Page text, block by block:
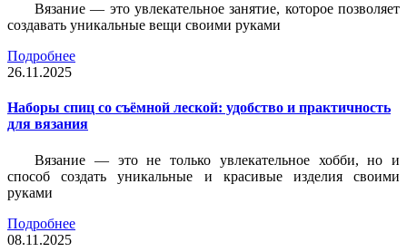
Вязание — это увлекательное занятие, которое позволяет
создавать уникальные вещи своими руками
Подробнее
26.11.2025
Наборы спиц со съёмной леской: удобство и практичность
для вязания
Вязание — это не только увлекательное хобби, но и
способ создать уникальные и красивые изделия своими
руками
Подробнее
08.11.2025